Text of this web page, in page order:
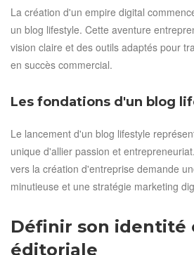
La création d'un empire digital
un blog lifestyle. Cette aventure
vision claire et des outils adaptés pour
en succès commercial.
Les fondations d'un blog
Le lancement d'un blog lifestyle
unique d'allier passion et
vers la création d'entreprise demande
minutieuse et une stratégie marketing
Définir son identité
éditoriale